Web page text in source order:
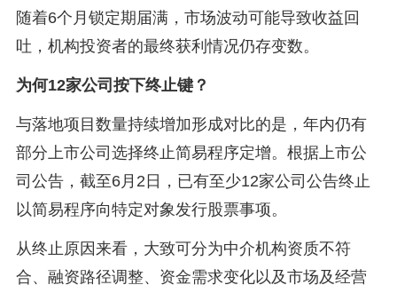
随着6个月锁定期届满，市场波动可能导致收益回
吐，机构投资者的最终获利情况仍存变数。
为何12家公司按下终止键？
与落地项目数量持续增加形成对比的是，年内仍有
部分上市公司选择终止简易程序定增。根据上市公
司公告，截至6月2日，已有至少12家公司公告终止
以简易程序向特定对象发行股票事项。
从终止原因来看，大致可分为中介机构资质不符
合、融资路径调整、资金需求变化以及市场及经营